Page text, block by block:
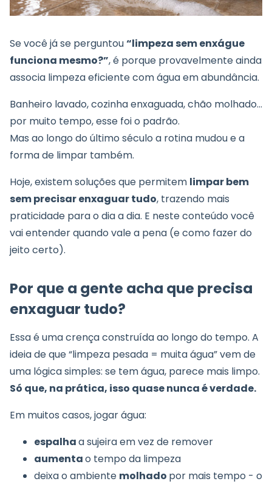
Se você já se perguntou“limpeza sem enxágue
funciona mesmo?”, é porque provavelmente ainda
associa limpeza eficiente com água em abundância.
Banheiro lavado, cozinha enxaguada, chão molhado…
por muito tempo, esse foi o padrão.
Mas ao longo do último século a rotina mudou e a
forma de limpar também.
Hoje, existem soluções que permitem limpar bem
sem precisar enxaguar tudo, trazendo mais
praticidade para o dia a dia. E neste conteúdo você
vai entender quando vale a pena (e como fazer do
jeito certo).
Por que a gente acha que precisa
enxaguar tudo?
Essa é uma crença construída ao longo do tempo. A
ideia de que “limpeza pesada = muita água” vem de
uma lógica simples: se tem água, parece mais limpo.
Só que, na prática, isso quase nunca é verdade.
Em muitos casos, jogar água:
espalhaa sujeira em vez de remover
aumentao tempo da limpeza
deixa o ambiente molhado por mais tempo - o